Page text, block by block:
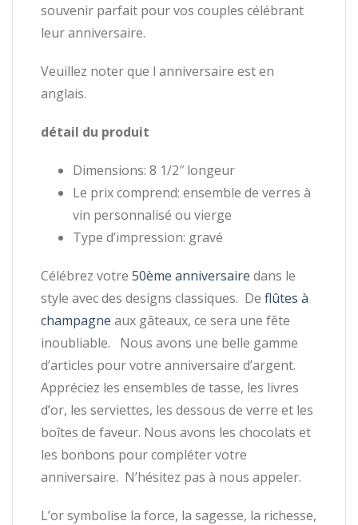
souvenir parfait pour vos couples célébrant
leur anniversaire.
Veuillez noter que l anniversaire est en
anglais.
détail du produit
Dimensions: 8 1/2″ longeur
Le prix comprend: ensemble de verres à
vin personnalisé ou vierge
Type d’impression: gravé
Célébrez votre 50ème anniversaire dans le
style avec des designs classiques. De flûtes à
champagne aux gâteaux, ce sera une fête
inoubliable. Nous avons une belle gamme
d’articles pour votre anniversaire d’argent.
Appréciez les ensembles de tasse, les livres
d’or, les serviettes, les dessous de verre et les
boîtes de faveur. Nous avons les chocolats et
les bonbons pour compléter votre
anniversaire. N’hésitez pas à nous appeler.
L’or symbolise la force, la sagesse, la richesse,